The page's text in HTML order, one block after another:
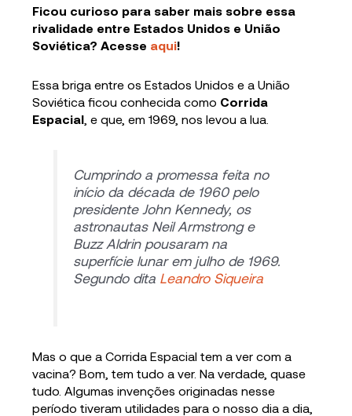
Ficou curioso para saber mais sobre essa
rivalidade entre Estados Unidos e União
Soviética? Acesse aqui!
Essa briga entre os Estados Unidos e a União
Soviética ficou conhecida como Corrida
Espacial , e que, em 1969, nos levou a lua.
Cumprindo a promessa feita no
início da década de 1960 pelo
presidente John Kennedy, os
astronautas Neil Armstrong e
Buzz Aldrin pousaram na
superfície lunar em julho de 1969.
Segundo dita Leandro Siqueira
Mas o que a Corrida Espacial tem a ver com a
vacina? Bom, tem tudo a ver. Na verdade, quase
tudo. Algumas invenções originadas nesse
período tiveram utilidades para o nosso dia a dia,